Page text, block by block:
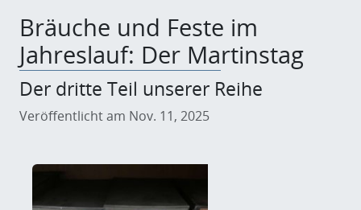
Bräuche und Feste im
Jahreslauf: Der Martinstag
Der dritte Teil unserer Reihe
Veröffentlicht am Nov. 11, 2025